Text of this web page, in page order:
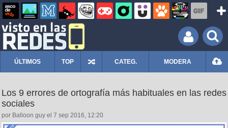
ÚLTIMOS TOP CATEG. MODERA
Los 9 errores de ortografía más habituales en las redes
sociales
por Balloon guy el 7 sep 2016, 12:20